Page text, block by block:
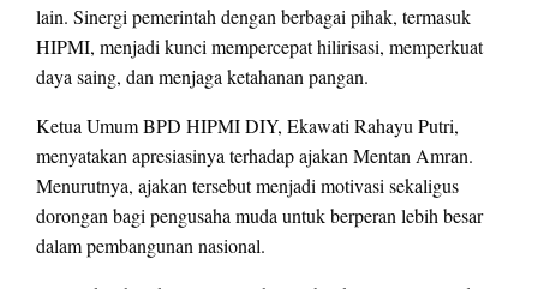
lain. Sinergi pemerintah dengan berbagai pihak, termasuk
HIPMI, menjadi kunci mempercepat hilirisasi, memperkuat
daya saing, dan menjaga ketahanan pangan.
Ketua Umum BPD HIPMI DIY, Ekawati Rahayu Putri,
menyatakan apresiasinya terhadap ajakan Mentan Amran.
Menurutnya, ajakan tersebut menjadi motivasi sekaligus
dorongan bagi pengusaha muda untuk berperan lebih besar
dalam pembangunan nasional.